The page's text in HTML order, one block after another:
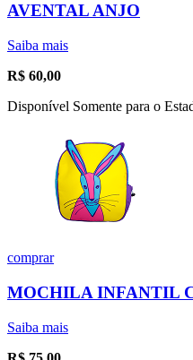
AVENTAL ANJO
Saiba mais
R$ 60,00
Disponível Somente para o
comprar
MOCHILA INFANTIL
Saiba mais